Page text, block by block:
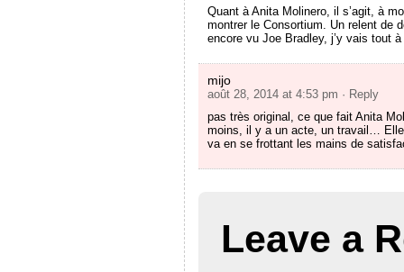
Quant à Anita Molinero, il s’agit, à
montrer le Consortium. Un relent de
encore vu Joe Bradley, j’y vais tout
mijo
août 28, 2014 at 4:53 pm · Reply
pas très original, ce que fait Anita
moins, il y a un acte, un travail… Elle
va en se frottant les mains de
Leave a